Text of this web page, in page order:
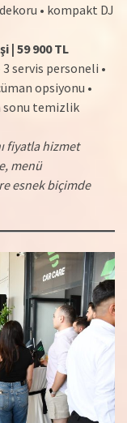
• kompakt DJ
| 59 900 TL
3 servis personeli •
opsiyonu •
sonu temizlik
fiyatla hizmet
menü
esnek biçimde